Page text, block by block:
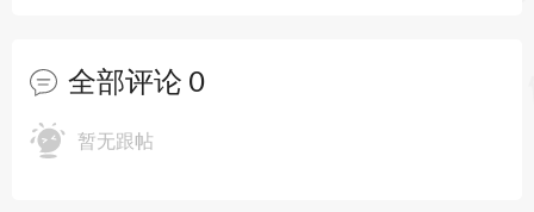
- 支持MongoDB的OIDC/OAuth 2.0身份验证和授
权
全部评论 0
暂无跟帖